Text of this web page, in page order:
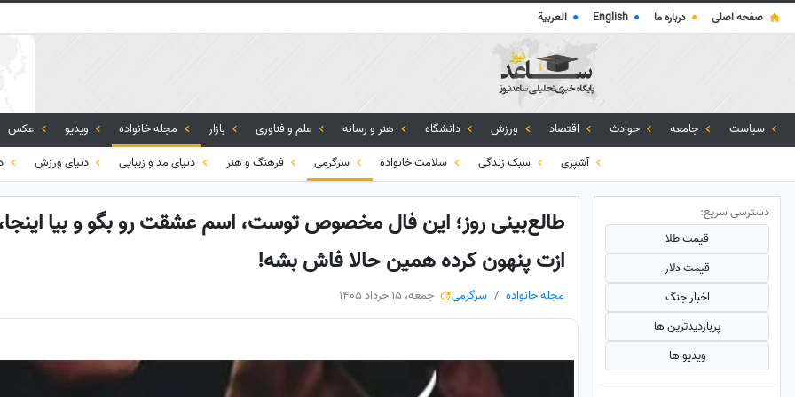
صفحه اصلی ● درباره ما ●
English
● العربية
سیاست جامعه حوادث اقتصاد ورزش دانشگاه هنر و رسانه علم و فناوری بازار مجله خانواده ویدیو عکس
آشپزی
سبک زندگی سلامت خانواده سرگرمی فرهنگ و هنر دنیای مد و زیبایی دنیای ورزش
طالع‌بینی روز؛ این فال مخصوص توست، اسم عشقت رو بگو و بیا اینجا،
ازت پنهون کرده همین حالا فاش بشه!
مجله خانواده سرگرمی جمعه، 15 خرداد 1405
دسترسی سریع:
قیمت طلا
قیمت دلار
اخبار جنگ
پربازدید‌ترین ها
ویدیو ها